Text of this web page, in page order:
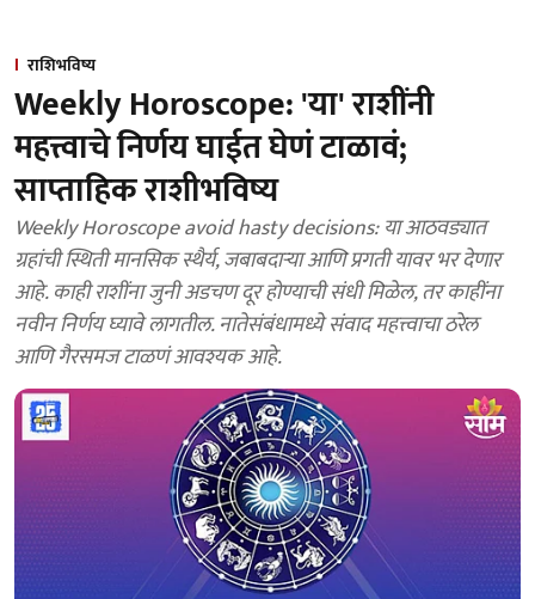
राशिभविष्य
Weekly Horoscope: 'या' राशींनी
महत्त्वाचे निर्णय घाईत घेणं टाळावं;
साप्ताहिक राशीभविष्य
Weekly Horoscope avoid hasty decisions: या आठवड्यात
ग्रहांची स्थिती मानसिक स्थैर्य, जबाबदाऱ्या आणि प्रगती यावर भर देणार
आहे. काही राशींना जुनी अडचण दूर होण्याची संधी मिळेल, तर काहींना
नवीन निर्णय घ्यावे लागतील. नातेसंबंधामध्ये संवाद महत्त्वाचा ठरेल
आणि गैरसमज टाळणं आवश्यक आहे.